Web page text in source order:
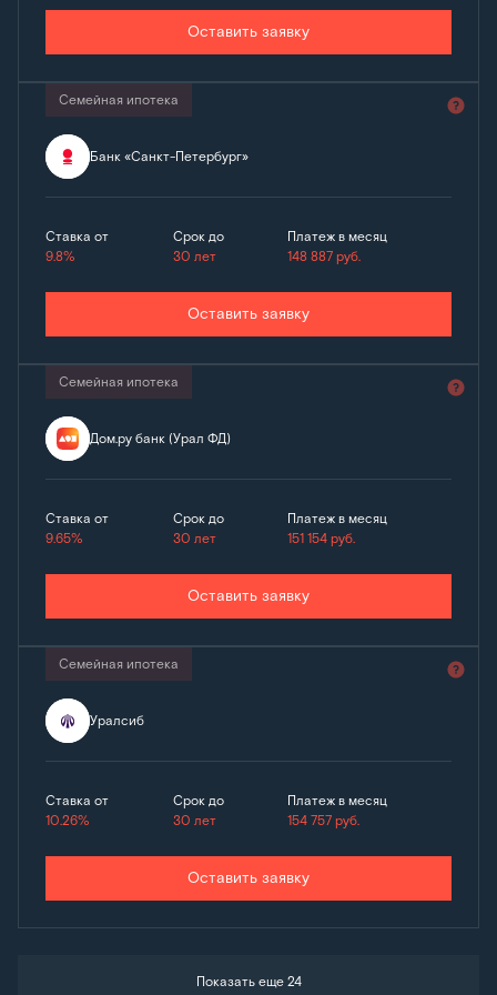
Оставить заявку
Семейная ипотека
Банк «Санкт-Петербург»
Ставка от
9.8%
Срок до
30 лет
Платеж в месяц
148 887руб.
Оставить заявку
Семейная ипотека
Дом.ру банк (Урал ФД)
Ставка от
9.65%
Срок до
30 лет
Платеж в месяц
151 154руб.
Оставить заявку
Семейная ипотека
Уралсиб
Ставка от
10.26%
Срок до
30 лет
Платеж в месяц
154 757руб.
Оставить заявку
Показать еще 24